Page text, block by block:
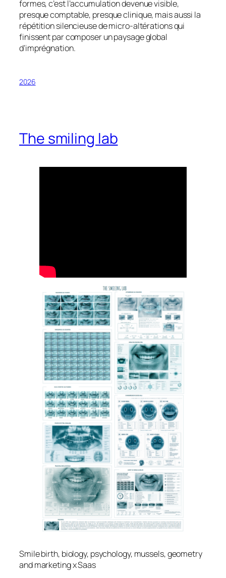
formes, c’est l’accumulation devenue visible,
presque comptable, presque clinique, mais aussi la
répétition silencieuse de micro-altérations qui
finissent par composer un paysage global
d’imprégnation.
2026
The smiling lab
Smile birth, biology, psychology, mussels, geometry
and marketing x Saas